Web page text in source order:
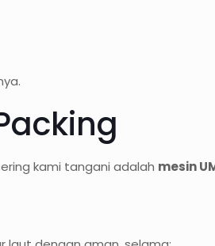
kami tangani adalah mesin